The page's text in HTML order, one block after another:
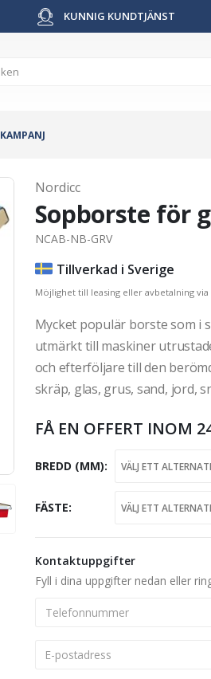
KUNNIG KUNDTJÄNST
KAMPANJ
Nordicc
Sopborste för
NCAB-NB-GRV
Tillverkad i Sverige
Möjlighet till leasing eller avbetalning via
Mycket populär borste som i
utmärkt till maskiner
och efterföljare till den
skräp, glas, grus, sand, jord,
FÅ EN OFFERT INOM
BREDD (MM)
FÄSTE
Kontaktuppgifter
Fyll i dina uppgifter nedan eller